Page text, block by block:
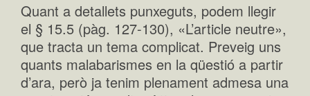
Quant a detallets punxeguts, podem llegir
el § 15.5 (pàg. 127-130), «L’article neutre»,
que tracta un tema complicat. Preveig uns
quants malabarismes en la qüestió a partir
d’ara, però ja tenim plenament admesa una